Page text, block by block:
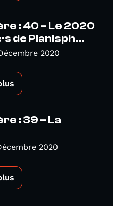
: 40 – Le 2020
de Planisph...
2020
: 39 – La
2020